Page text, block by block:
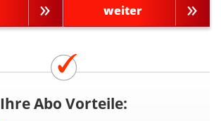
weiter
Ihre Abo Vorteile: